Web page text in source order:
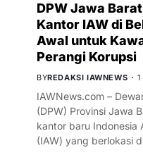
DPW Jawa
Kantor IAW di
Awal untuk
Perangi Korupsi
BYREDAKSI IAWNEWS
IAWNews.com –
(DPW) Provinsi Jawa
kantor baru Indonesia
(IAW) yang berlokasi